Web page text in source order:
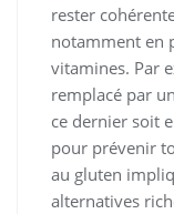
rester
notamment en
vitamines. Par
remplacé par
ce dernier soit
pour prévenir
au gluten
alternatives